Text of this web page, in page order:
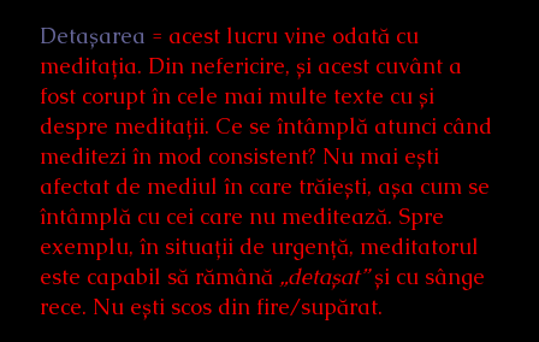
Detașarea = acest lucru vine odată cu
meditația. Din nefericire, și acest cuvânt a
fost corupt în cele mai multe texte cu și
despre meditații. Ce se întâmplă atunci când
meditezi în mod consistent? Nu mai ești
afectat de mediul în care trăiești, așa cum se
întâmplă cu cei care nu meditează. Spre
exemplu, în situații de urgență, meditatorul
este capabil să rămână „detașat”și cu sânge
rece. Nu ești scos din fire/supărat.